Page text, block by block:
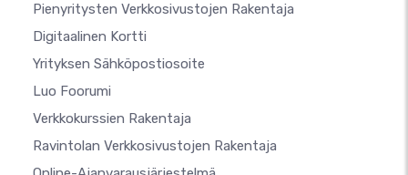
Pienyritysten Verkkosivustojen Rakentaja
Digitaalinen Kortti
Yrityksen Sähköpostiosoite
Luo Foorumi
Verkkokurssien Rakentaja
Ravintolan Verkkosivustojen Rakentaja